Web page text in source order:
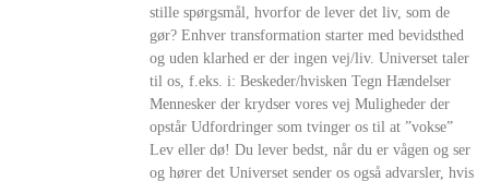
stille spørgsmål, hvorfor de lever det liv, som de
gør? Enhver transformation starter med bevidsthed
og uden klarhed er der ingen vej/liv. Universet taler
til os, f.eks. i: Beskeder/hvisken Tegn Hændelser
Mennesker der krydser vores vej Muligheder der
opstår Udfordringer som tvinger os til at ”vokse”
Lev eller dø! Du lever bedst, når du er vågen og ser
og hører det Universet sender os også advarsler, hvis